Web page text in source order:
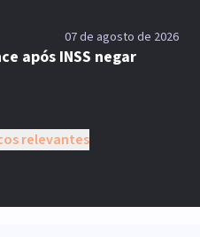
07 de agosto de 2026
após INSS negar
relevantes